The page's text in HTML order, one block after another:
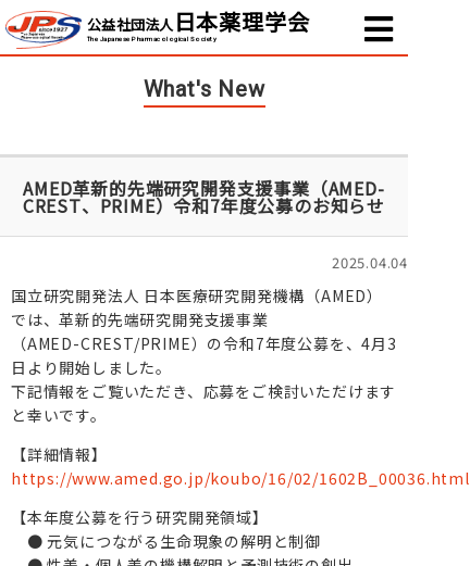
公益社団法人日本薬理学会
The Japanese Pharmacological Society
What's New
AMED革新的先端研究開発支援事業（AMED-
CREST、PRIME）令和7年度公募のお知らせ
2025.04.04
国立研究開発法人 日本医療研究開発機構（AMED）
では、革新的先端研究開発支援事業
（AMED-CREST/PRIME）の令和7年度公募を、4月3
日より開始しました。
下記情報をご覧いただき、応募をご検討いただけます
と幸いです。
【詳細情報】
https://www.amed.go.jp/koubo/16/02/1602B_00036.html
【本年度公募を行う研究開発領域】
● 元気につながる生命現象の解明と制御